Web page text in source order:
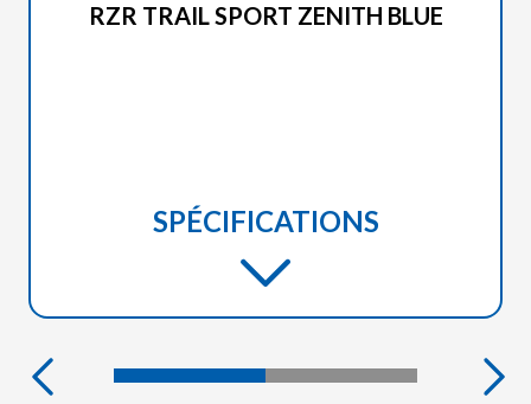
RZR TRAIL SPORT ZENITH BLUE
SPÉCIFICATIONS